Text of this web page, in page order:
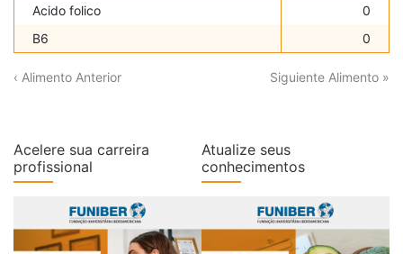
Acido folico
0
B6
0
‹ Alimento Anterior Siguiente Alimento »
Acelere sua carreira
profissional
Atualize seus
conhecimentos